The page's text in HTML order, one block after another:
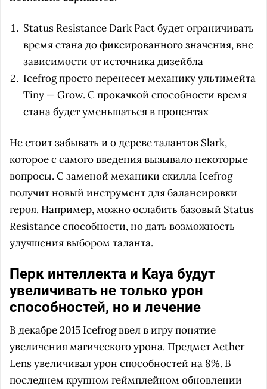
Status Resistance Dark Pact будет ограничивать
время стана до фиксированного значения, вне
зависимости от источника дизейбла
Icefrog просто перенесет механику ультимейта
Tiny — Grow. С прокачкой способности время
стана будет уменьшаться в процентах
Не стоит забывать и о дереве талантов Slark,
которое с самого введения вызывало некоторые
вопросы. С заменой механики скилла Icefrog
получит новый инструмент для балансировки
героя. Например, можно ослабить базовый Status
Resistance способности, но дать возможность
улучшения выбором таланта.
Перк интеллекта и Kaya будут
увеличивать не только урон
способностей, но и лечение
В декабре 2015 Icefrog ввел в игру понятие
увеличения магического урона. Предмет Aether
Lens увеличивал урон способностей на 8%. В
последнем крупном геймплейном обновлении